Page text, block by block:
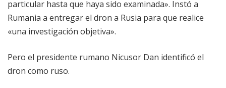
particular hasta que haya sido examinada». Instó a
Rumania a entregar el dron a Rusia para que realice
«una investigación objetiva».
Pero el presidente rumano Nicusor Dan identificó el
dron como ruso.